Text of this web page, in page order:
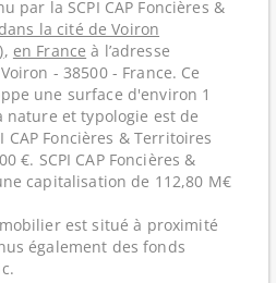
par la SCPI CAP Foncières &
dans la cité de Voiron
, en France à l’adresse
- 38500 - France. Ce
une surface d'environ 1
nature et typologie est de
CAP Foncières & Territoires
€. SCPI CAP Foncières &
capitalisation de 112,80 M€
est situé à proximité
également des fonds